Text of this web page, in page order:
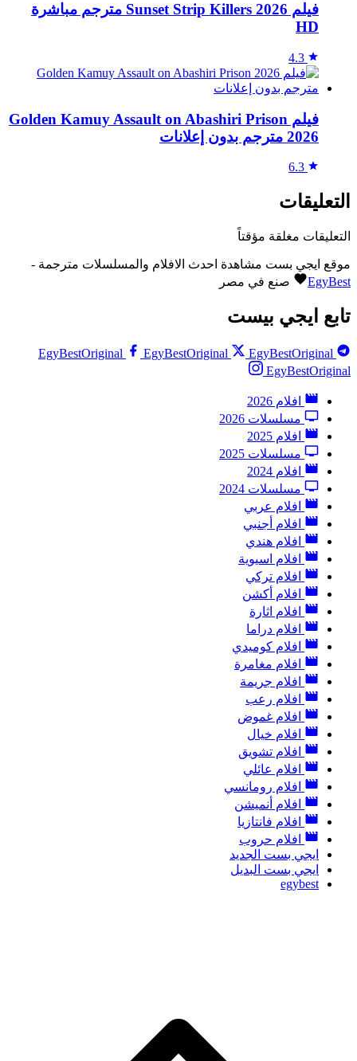
فيلم Sunset Strip Killers 2026 مترجم مباشرة
HD
4.3
فيلم Golden Kamuy Assault on Abashiri Prison
2026 مترجم بدون إعلانات
6.3
التعليقات
التعليقات مغلقة مؤقتاً
موقع ايجي بست مشاهدة احدث الافلام والمسلسلات مترجمة -
EgyBest
صنع في مصر
تابع ايجي بيست
EgyBestOriginal EgyBestOriginal
EgyBestOriginal
EgyBestOriginal
افلام 2026
مسلسلات 2026
افلام 2025
مسلسلات 2025
افلام 2024
مسلسلات 2024
افلام عربي
افلام أجنبي
افلام هندي
افلام اسيوية
افلام تركي
افلام أكشن
افلام اثارة
افلام دراما
افلام كوميدي
افلام مغامرة
افلام جريمة
افلام رعب
افلام غموض
افلام خيال
افلام تشويق
افلام عائلي
افلام رومانسي
افلام أنميشن
افلام فانتازيا
افلام حروب
ايجي بست الجديد
ايجي بست البديل
egybest